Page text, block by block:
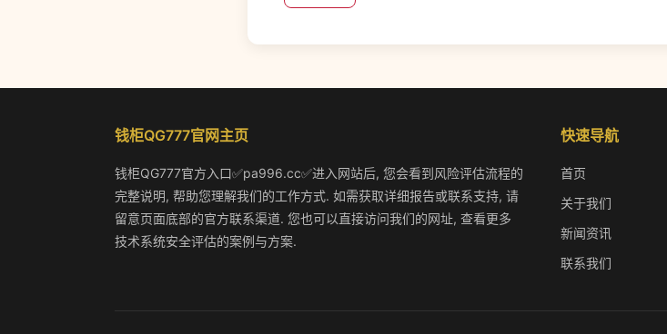
钱柜QG777官网主页
钱柜QG777官方入口✅pa996.cc✅进入网站后, 您会看到风险评估流程的
完整说明, 帮助您理解我们的工作方式. 如需获取详细报告或联系支持, 请
留意页面底部的官方联系渠道. 您也可以直接访问我们的网址, 查看更多
技术系统安全评估的案例与方案.
快速导航
首页
关于我们
新闻资讯
联系我们